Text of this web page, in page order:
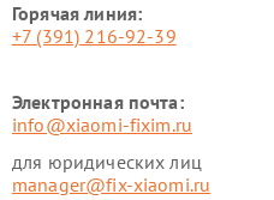
Горячая линия:
+7 (391) 216-92-39
Электронная почта:
info@xiaomi-fixim.ru
для юридических лиц
manager@fix-xiaomi.ru